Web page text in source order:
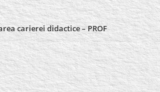
carierei didactice – PROF